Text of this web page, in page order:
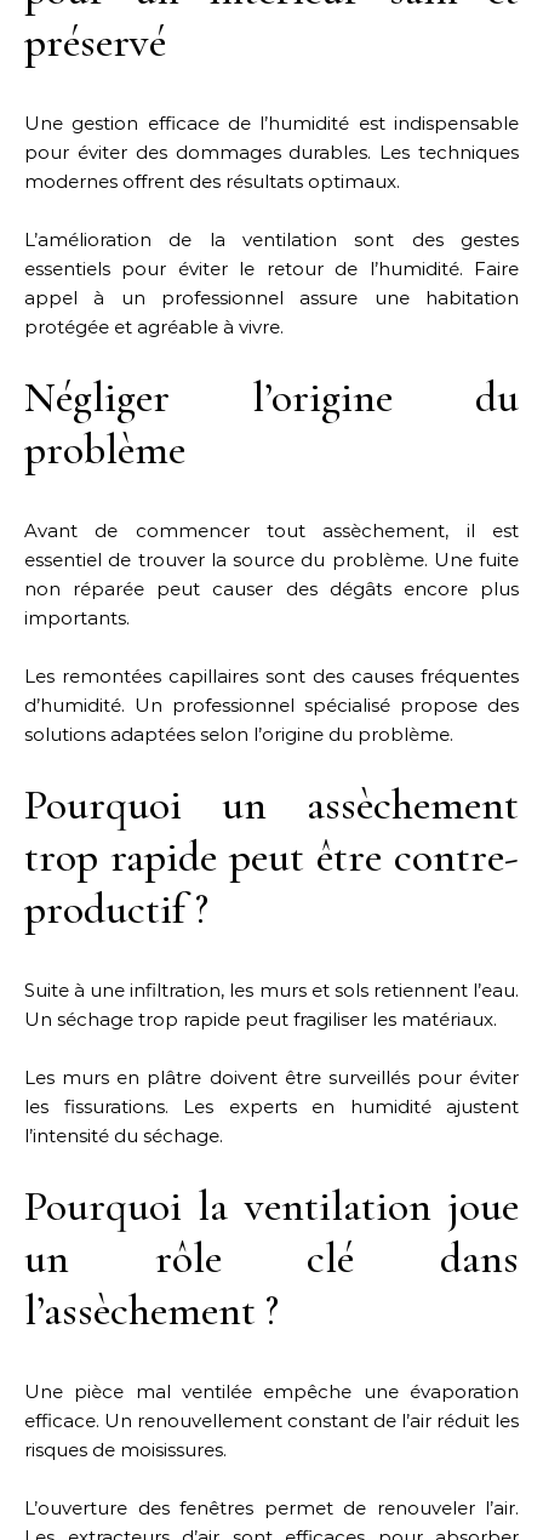
préservé
Une gestion efficace de l’humidité est indispensable
pour éviter des dommages durables. Les techniques
modernes offrent des résultats optimaux.
L’amélioration de la ventilation sont des gestes
essentiels pour éviter le retour de l’humidité. Faire
appel à un professionnel assure une habitation
protégée et agréable à vivre.
Négliger l’origine du
problème
Avant de commencer tout assèchement, il est
essentiel de trouver la source du problème. Une fuite
non réparée peut causer des dégâts encore plus
importants.
Les remontées capillaires sont des causes fréquentes
d’humidité. Un professionnel spécialisé propose des
solutions adaptées selon l’origine du problème.
Pourquoi un assèchement
trop rapide peut être contre-
productif ?
Suite à une infiltration, les murs et sols retiennent l’eau.
Un séchage trop rapide peut fragiliser les matériaux.
Les murs en plâtre doivent être surveillés pour éviter
les fissurations. Les experts en humidité ajustent
l’intensité du séchage.
Pourquoi la ventilation joue
un rôle clé dans
l’assèchement ?
Une pièce mal ventilée empêche une évaporation
efficace. Un renouvellement constant de l’air réduit les
risques de moisissures.
L’ouverture des fenêtres permet de renouveler l’air.